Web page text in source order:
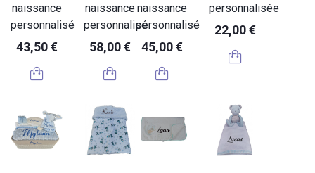
naissance
personnalisé
43,50 €
naissance
personnalisé
58,00 €
naissance
personnalisé
45,00 €
personnalisée
22,00 €